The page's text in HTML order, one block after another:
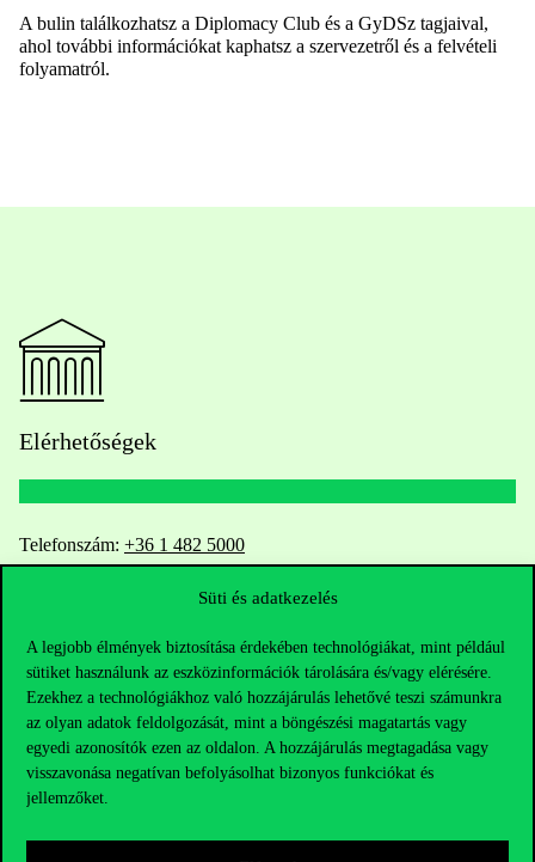
Süti és adatkezelés
A legjobb élmények biztosítása érdekében technológiákat, mint például
sütiket használunk az eszközinformációk tárolására és/vagy elérésére.
Ezekhez a technológiákhoz való hozzájárulás lehetővé teszi számunkra
az olyan adatok feldolgozását, mint a böngészési magatartás vagy
egyedi azonosítók ezen az oldalon. A hozzájárulás megtagadása vagy
visszavonása negatívan befolyásolhat bizonyos funkciókat és
jellemzőket.
A bulin találkozhatsz a Diplomacy Club és a GyDSz tagjaival,
ahol további információkat kaphatsz a szervezetről és a felvételi
folyamatról.
Elérhetőségek
Telefonszám: +36 1 482 5000
Kérdésed van a felvételivel kapcsolatban?
Oktatói elérhetőségek
HUB jelenlegi hallgatóinknak
Sajtó:press@uni-corvinus.hu